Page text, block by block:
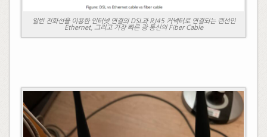
일반 전화선을 이용한 인터넷 연결의 DSL과 RJ45 커넥터로 연결되는 랜선인
Ethernet, 그리고 가장 빠른 광 통신의 Fiber Cable